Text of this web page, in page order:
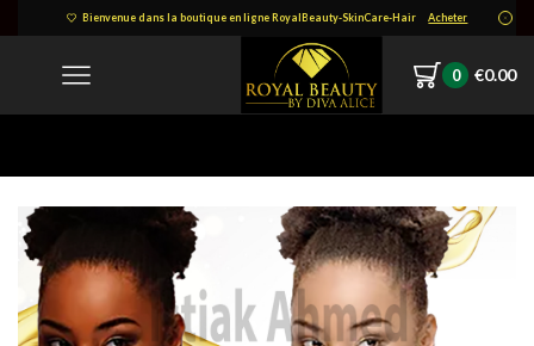
Bienvenue dans la boutique en ligne RoyalBeauty-SkinCare-Hair Acheter
0 €0.00